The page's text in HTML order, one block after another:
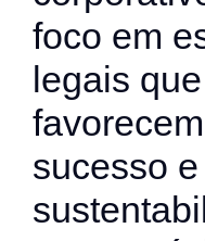
foco em
legais que
sucesso